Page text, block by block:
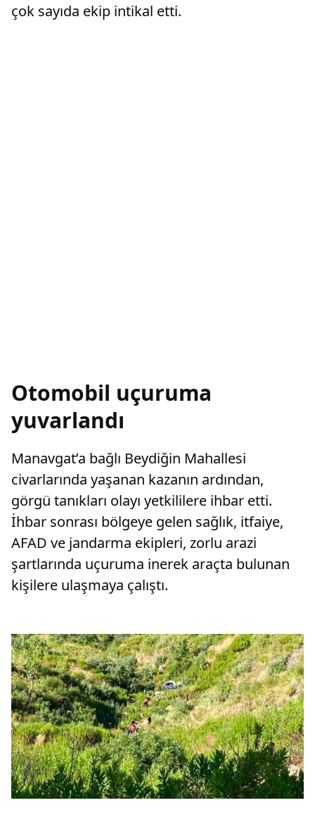
çok sayıda ekip intikal etti.
Otomobil uçuruma
yuvarlandı
Manavgat’a bağlı Beydiğin Mahallesi
civarlarında yaşanan kazanın ardından,
görgü tanıkları olayı yetkililere ihbar etti.
İhbar sonrası bölgeye gelen sağlık, itfaiye,
AFAD ve jandarma ekipleri, zorlu arazi
şartlarında uçuruma inerek araçta bulunan
kişilere ulaşmaya çalıştı.